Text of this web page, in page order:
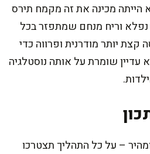
הייתה מכינה את זה מקמח תירס
וריח מנחם שמתפזר בכל
קצת יותר מודרנית ופרווה כדי
שומרת על אותה נוסטלגיה
– על כל התהליך תצטרכו